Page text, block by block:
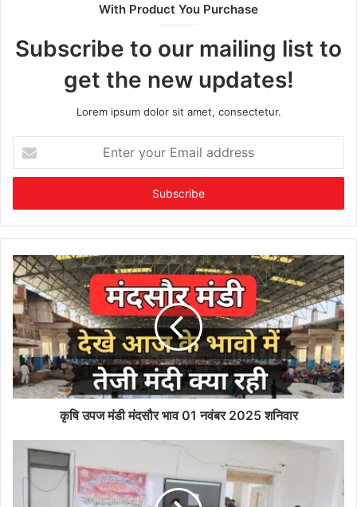
With Product You Purchase
Subscribe to our mailing list to
get the new updates!
Lorem ipsum dolor sit amet, consectetur.
your
Email
कृषि उपज मंडी मंदसौर भाव 01 नवंबर 2025 शनिवार